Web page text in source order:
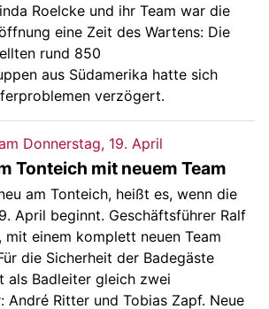
Roelcke und ihr Team war die
eine Zeit des Wartens: Die
rund 850
aus Südamerika hatte sich
verzögert.
Donnerstag, 19. April
Tonteich mit neuem Team
am Tonteich, heißt es, wenn die
April beginnt. Geschäftsführer Ralf
mit einem komplett neuen Team
die Sicherheit der Badegäste
als Badleiter gleich zwei
André Ritter und Tobias Zapf. Neue